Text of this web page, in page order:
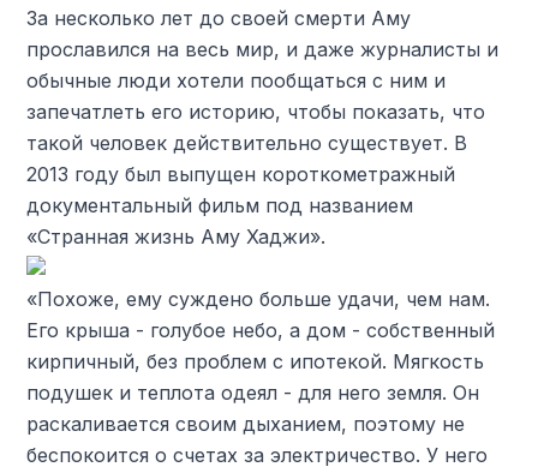
За несколько лет до своей смерти Аму
прославился на весь мир, и даже журналисты и
обычные люди хотели пообщаться с ним и
запечатлеть его историю, чтобы показать, что
такой человек действительно существует. В
2013 году был выпущен короткометражный
документальный фильм под названием
«Странная жизнь Аму Хаджи».
«Похоже, ему суждено больше удачи, чем нам.
Его крыша - голубое небо, а дом - собственный
кирпичный, без проблем с ипотекой. Мягкость
подушек и теплота одеял - для него земля. Он
раскаливается своим дыханием, поэтому не
беспокоится о счетах за электричество. У него